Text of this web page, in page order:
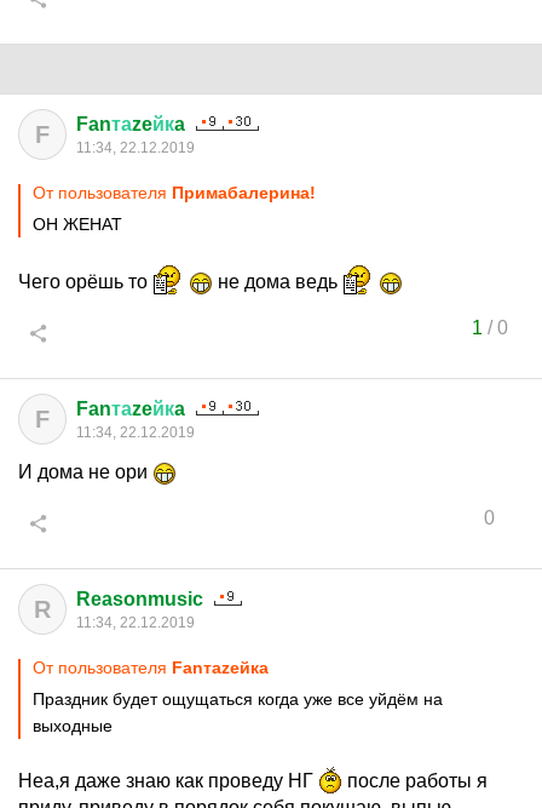
F Fanтаzeйкa
11:34, 22.12.2019
От пользователя Примабалерина!
ОН ЖЕНАТ
Чего орёшь то не дома ведь
1 /0
F Fanтаzeйкa
11:34, 22.12.2019
И дома не ори
0
R Reasonmusic
11:34, 22.12.2019
От пользователя Fanтаzeйкa
Праздник будет ощущаться когда уже все уйдём на
выходные
Неа,я даже знаю как проведу НГ
после работы я